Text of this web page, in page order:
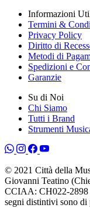
Informazioni
Termini &
Privacy Policy
Diritto di
Metodi di
Spedizioni e
Garanzie
Su di Noi
Chi Siamo
Tutti i Brand
Strumenti
© 2021 Città della
Giovanni Teatino
CCIAA: CH022-2898
segni distintivi sono